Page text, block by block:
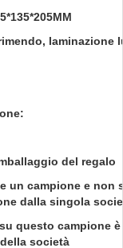
laminazione
del regalo
un campione e non
dalla singola
questo campione
società